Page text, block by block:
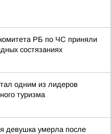
РБ по ЧС приняли
состязаниях
одним из лидеров
туризма
девушка умерла после